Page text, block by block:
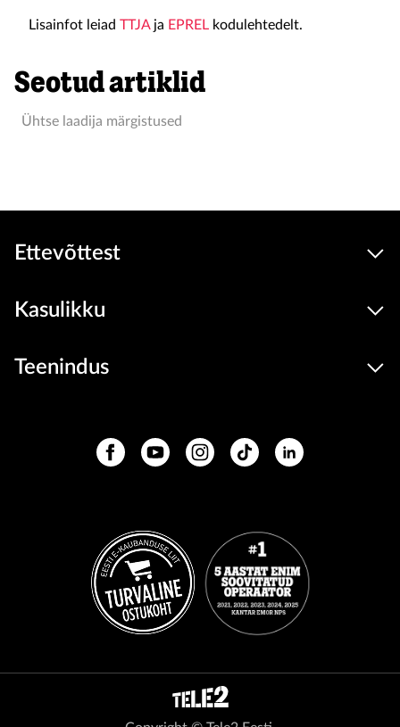
Lisainfot leiad TTJAja EPREL kodulehtedelt.
Seotud artiklid
Ühtse laadija märgistused
Ettevõttest
Kasulikku
Teenindus